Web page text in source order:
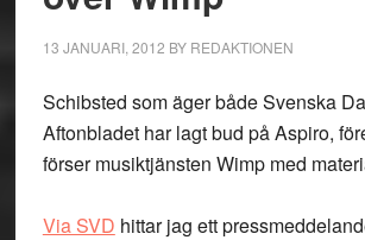
13 JANUARI, 2012 BY REDAKTIONEN
Schibsted som äger både Svenska
Aftonbladet har lagt bud på Aspiro,
förser musiktjänsten Wimp med
Via SVD hittar jag ett